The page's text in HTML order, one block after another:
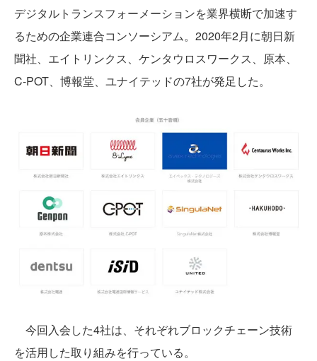
デジタルトランスフォーメーションを業界横断で加速す
るための企業連合コンソーシアム。2020年2月に朝日新
聞社、エイトリンクス、ケンタウロスワークス、原本、
C-POT、博報堂、ユナイテッドの7社が発足した。
今回入会した4社は、それぞれブロックチェーン技術
を活用した取り組みを行っている。